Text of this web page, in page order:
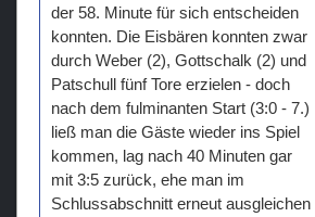
der 58. Minute für sich entscheiden
konnten. Die Eisbären konnten zwar
durch Weber (2), Gottschalk (2) und
Patschull fünf Tore erzielen - doch
nach dem fulminanten Start (3:0 - 7.)
ließ man die Gäste wieder ins Spiel
kommen, lag nach 40 Minuten gar
mit 3:5 zurück, ehe man im
Schlussabschnitt erneut ausgleichen